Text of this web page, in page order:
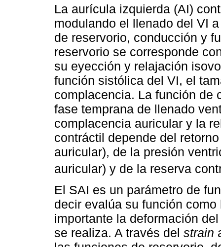
La aurícula izquierda (AI)
modulando el llenado del VI
de reservorio, conducción y
reservorio se corresponde
su eyección y relajación
función sistólica del VI, el
complacencia. La función de
fase temprana de llenado
complacencia auricular y la
contráctil depende del
auricular), de la presión
auricular) y de la reserva
El SAI es un parámetro de
decir evalúa su función
importante la deformación
se realiza. A través del strain